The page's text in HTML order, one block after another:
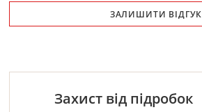
ЗАЛИШИТИ ВІДГУК
Захист від підробок